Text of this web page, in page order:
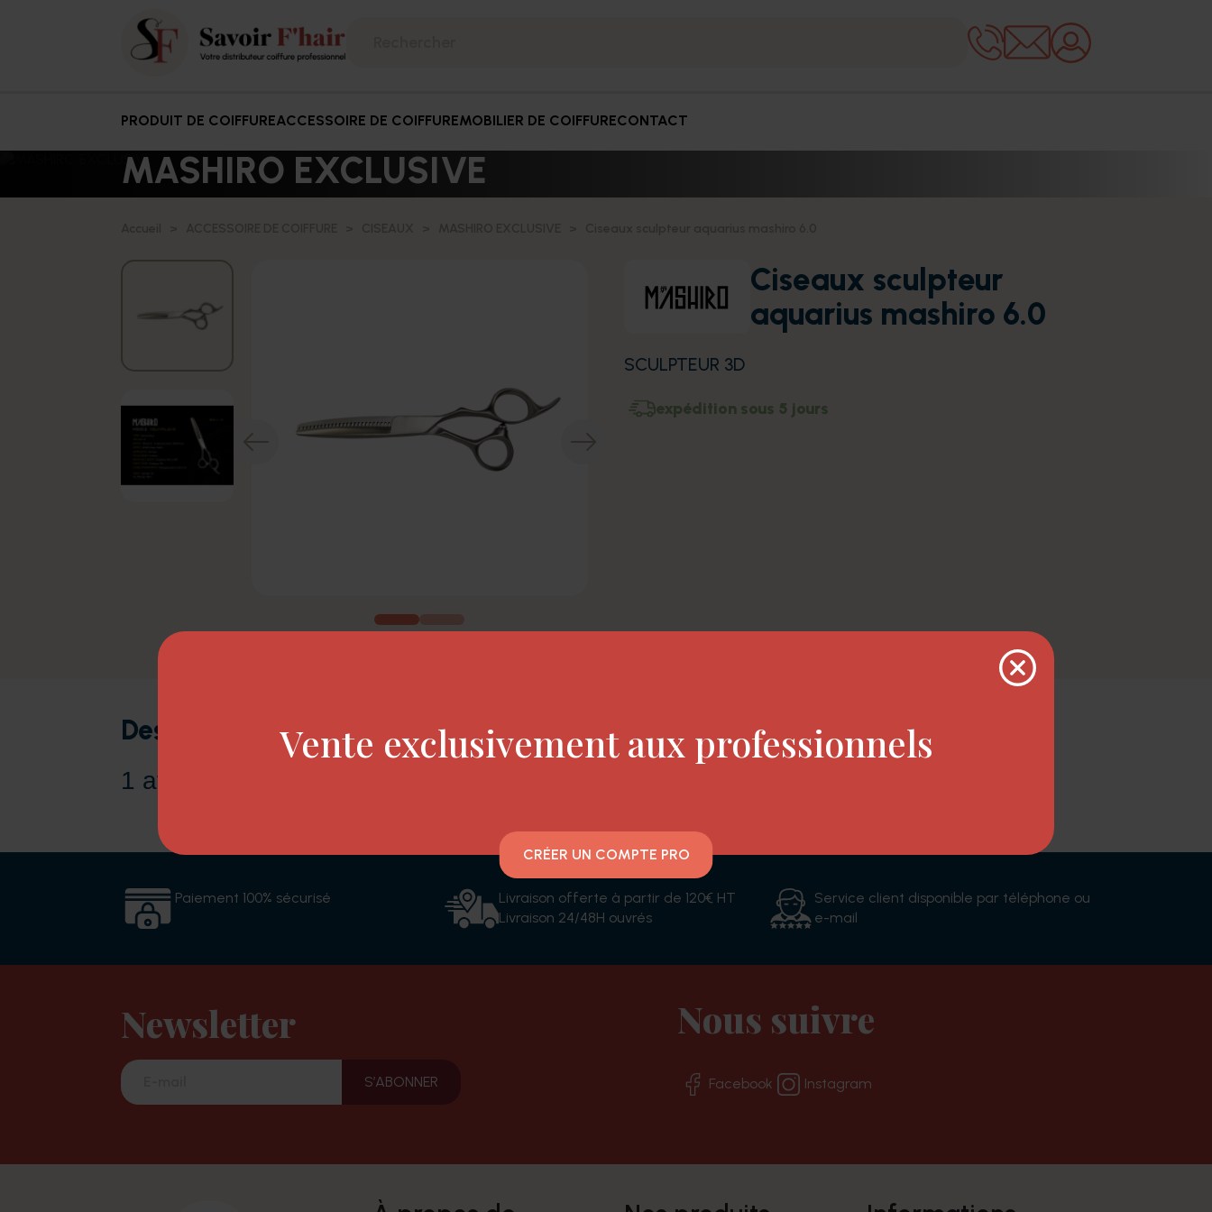
PRODUIT DE COIFFUREACCESSOIRE DE COIFFUREMOBILIER DE COIFFURECONTACT
MASHIRO EXCLUSIVE
Ciseaux sculpteur
aquarius mashiro 6.0
SCULPTEUR 3D
expédition sous 5 jours
Description
1 affutage offert.
Paiement 100% sécurisé
Livraison offerte à partir de 120€ HT
Livraison 24/48H ouvrés
Service client disponible par téléphone ou
e-mail
Newsletter Nous suivre
Facebook Instagram
Vente exclusivement aux professionnels
CRÉER UN COMPTE PRO